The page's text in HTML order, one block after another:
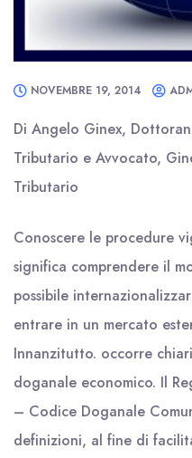
NOVEMBRE 19, 2014
Di Angelo Ginex,
Tributario e Avvocato,
Tributario
Conoscere le procedure
significa comprendere il
possibile
entrare in un mercato
Innanzitutto. occorre
doganale economico. Il
– Codice Doganale
definizioni, al fine di